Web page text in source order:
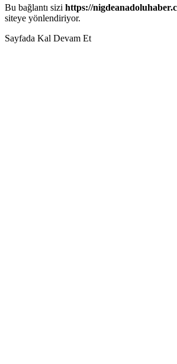
Bu bağlantı sizi https://
siteye yönlendiriyor.
Sayfada Kal Devam Et